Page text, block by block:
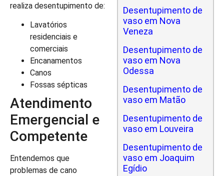
realiza desentupimento de:
Lavatórios
residenciais e
comerciais
Encanamentos
Canos
Fossas sépticas
Atendimento
Emergencial e
Competente
Entendemos que
problemas de cano
Desentupimento de
vaso em Nova
Veneza
Desentupimento de
vaso em Nova
Odessa
Desentupimento de
vaso em Matão
Desentupimento de
vaso em Louveira
Desentupimento de
vaso em Joaquim
Egídio